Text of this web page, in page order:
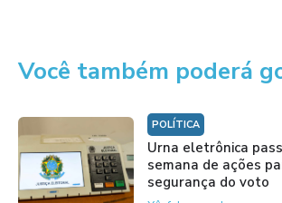
Você também poderá
POLÍTICA
Urna eletrônica
semana de ações
segurança do voto